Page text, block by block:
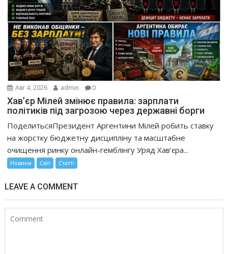
Авг 4, 2026 admin 0
Хав’єр Мілей змінює правила: зарплати
політиків під загрозою через державні борги
ПоделитьсяПрезидент Аргентини Мілей робить ставку
на жорстку бюджетну дисципліну та масштабне
очищення ринку онлайн-гемблінгу Уряд Хав’єра...
Новини Світ Статті
LEAVE A COMMENT